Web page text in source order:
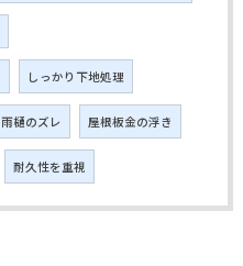
しっかり下地処理
雨樋のズレ 屋根板金の浮き
耐久性を重視